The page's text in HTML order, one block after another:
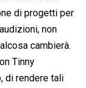
di progetti per
non
cambierà.
Tinny
di rendere tali